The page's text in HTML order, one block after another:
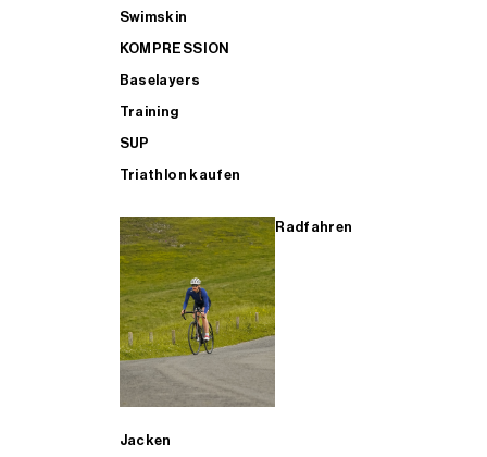
Swimskin
KOMPRESSION
Baselayers
Training
SUP
Triathlon kaufen
Radfahren
Jacken